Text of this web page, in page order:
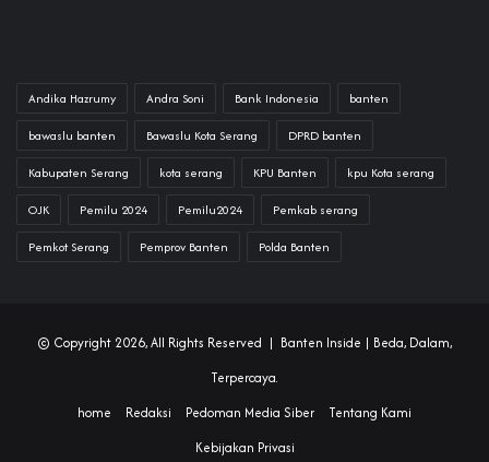
Andika Hazrumy Andra Soni Bank Indonesia banten
bawaslu banten Bawaslu Kota Serang DPRD banten
Kabupaten Serang kota serang KPU Banten kpu Kota serang
OJK Pemilu 2024 Pemilu2024 Pemkab serang
Pemkot Serang Pemprov Banten Polda Banten
© Copyright 2026, All Rights Reserved | Banten Inside | Beda, Dalam,
Terpercaya.
home
Redaksi Pedoman Media Siber
Tentang Kami
Kebijakan Privasi